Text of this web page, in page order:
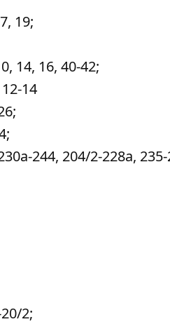
19;
14, 16, 40-42;
14
244, 204/2-228а, 235-
2;